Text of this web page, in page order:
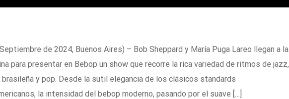
de 2024, Buenos Aires) – Bob Sheppard y María Puga Lareo llegan a la
para presentar en Bebop un show que recorre la rica variedad de ritmos de jazz,
brasileña y pop. Desde la sutil elegancia de los clásicos standards
la intensidad del bebop moderno, pasando por el suave […]